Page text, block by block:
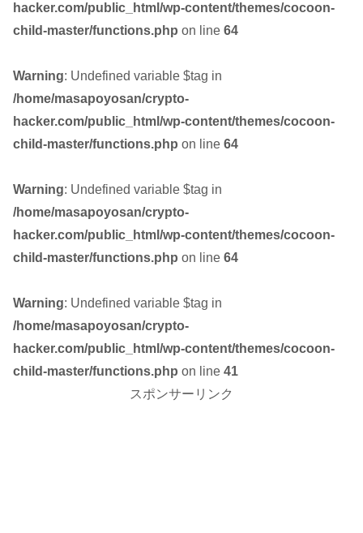
hacker.com/public_html/wp-content/themes/cocoon-
child-master/functions.php on line 64
Warning: Undefined variable $tag in
/home/masapoyosan/crypto-
hacker.com/public_html/wp-content/themes/cocoon-
child-master/functions.php on line 64
Warning: Undefined variable $tag in
/home/masapoyosan/crypto-
hacker.com/public_html/wp-content/themes/cocoon-
child-master/functions.php on line 64
Warning: Undefined variable $tag in
/home/masapoyosan/crypto-
hacker.com/public_html/wp-content/themes/cocoon-
child-master/functions.php on line 41
スポンサーリンク